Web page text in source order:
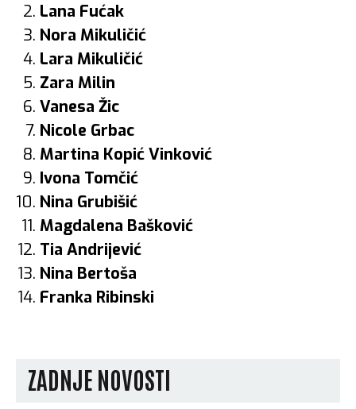
Lana Fućak
Nora Mikuličić
Lara Mikuličić
Zara Milin
Vanesa Žic
Nicole Grbac
Martina Kopić Vinković
Ivona Tomčić
Nina Grubišić
Magdalena Bašković
Tia Andrijević
Nina Bertoša
Franka Ribinski
ZADNJE NOVOSTI